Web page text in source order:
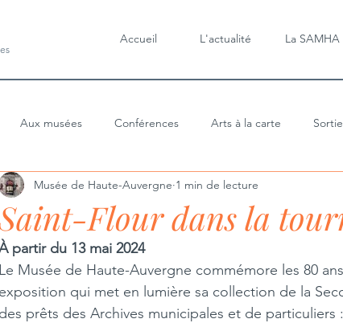
Accueil L'actualité La SAMHA
Aux musées Conférences Arts à la carte
Flour dans la
Musée de Haute-Auvergne 1 min de lecture
partir du 13 mai 2024
Le Musée de Haute-Auvergne commémore les 80
exposition qui met en lumière sa collection de la
des prêts des Archives municipales et de